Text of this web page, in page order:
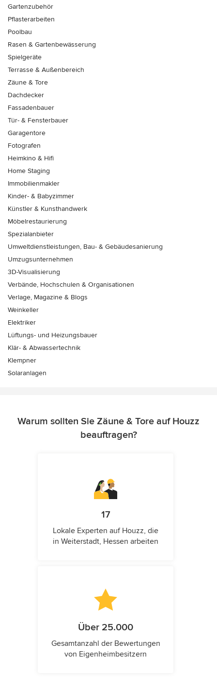
Gartenzubehör
Pflasterarbeiten
Poolbau
Rasen & Gartenbewässerung
Spielgeräte
Terrasse & Außenbereich
Zäune & Tore
Dachdecker
Fassadenbauer
Tür- & Fensterbauer
Garagentore
Fotografen
Heimkino & Hifi
Home Staging
Immobilienmakler
Kinder- & Babyzimmer
Künstler & Kunsthandwerk
Möbelrestaurierung
Spezialanbieter
Umweltdienstleistungen, Bau- & Gebäudesanierung
Umzugsunternehmen
3D-Visualisierung
Verbände, Hochschulen & Organisationen
Verlage, Magazine & Blogs
Weinkeller
Elektriker
Lüftungs- und Heizungsbauer
Klär- & Abwassertechnik
Klempner
Solaranlagen
Warum sollten Sie Zäune & Tore auf Houzz
beauftragen?
17
Lokale Experten auf Houzz, die
in Weiterstadt, Hessen arbeiten
Über 25.000
Gesamtanzahl der Bewertungen
von Eigenheimbesitzern